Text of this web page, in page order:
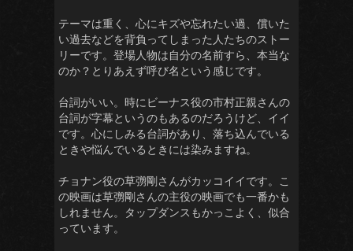
テーマは重く、心にキズや忘れたい過、償いた
い過去などを背負ってしまった人たちのストー
リーです。登場人物は自分の名前すら、本当な
のか？とりあえず呼び名という感じです。
台詞がいい。時にビーナス役の市村正親さんの
台詞が字幕というのもあるのだろうけど、イイ
です。心にしみる台詞があり、落ち込んでいる
ときや悩んでいるときには染みますね。
チョナン役の草彅剛さんがカッコイイです。こ
の映画は草彅剛さんの主役の映画でも一番かも
しれません。タップダンスもかっこよく、似合
っています。